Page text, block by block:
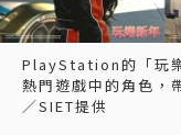
PlayStation的「玩
熱門遊戲中的角色
／SIET提供